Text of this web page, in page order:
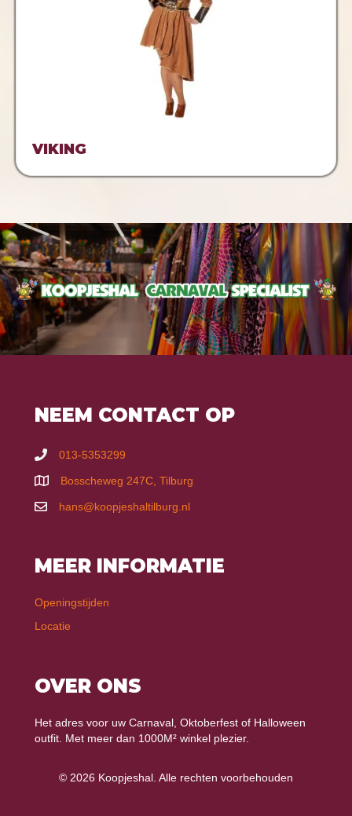
VIKING
NEEM CONTACT OP
013-5353299
Bosscheweg 247C, Tilburg
hans@koopjeshaltilburg.nl
MEER INFORMATIE
Openingstijden
Locatie
OVER ONS
Het adres voor uw Carnaval, Oktoberfest of Halloween
outfit. Met meer dan 1000M² winkel plezier.
© 2026 Koopjeshal. Alle rechten voorbehouden